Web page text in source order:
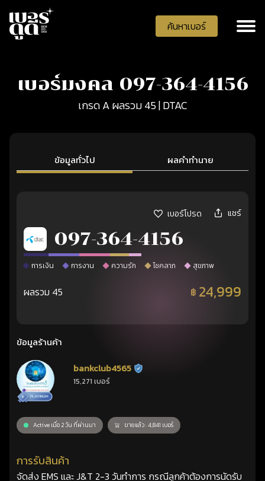
ค้นหาเบอร์
เบอร์มงคล 097-364-4156
เกรด A ผลรวม 45 | DTAC
ข้อมูลทั่วไป ผลคำทำนาย
เบอร์โปรด แชร์
097-364-4156
การเงิน การงาน ความรัก โชคลาภ สุขภาพ
ผลรวม 45 ฿ 24,999
ข้อมูลร้านค้า
bankclub4565 ร้านยืนยันแล้ว
15,271 เบอร์
Active เมื่อ 2 วัน ที่ผ่านมา ขายแล้ว : 4,841 เบอร์
การรับสินค้า
จัดส่ง EMS และ J&T 2-3 วันทำการ กรณีลูกค้าต้องการนัดรับ